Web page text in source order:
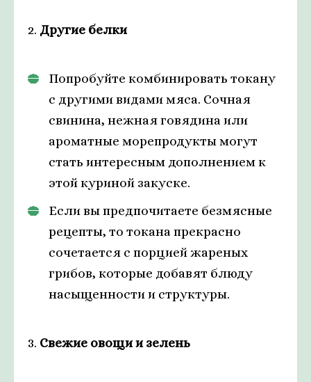
2. Другие белки
Попробуйте комбинировать токану
с другими видами мяса. Сочная
свинина, нежная говядина или
ароматные морепродукты могут
стать интересным дополнением к
этой куриной закуске.
Если вы предпочитаете безмясные
рецепты, то токана прекрасно
сочетается с порцией жареных
грибов, которые добавят блюду
насыщенности и структуры.
3. Свежие овощи и зелень